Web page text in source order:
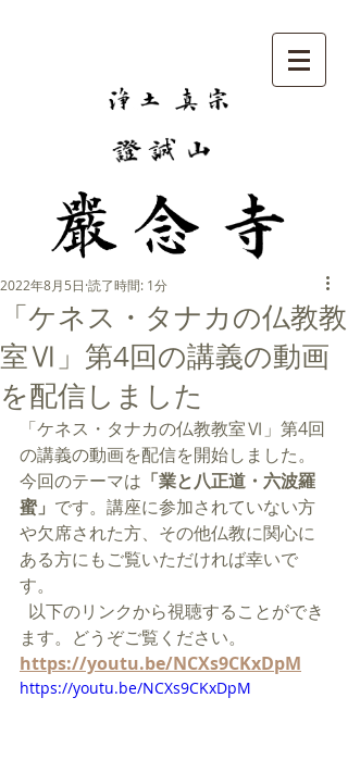
「ケネス・タナカの仏教教
室Ⅵ」第4回の講義の動画
を配信しました
2022年8月5日 読了時間: 1分
「ケネス・タナカの仏教教室Ⅵ」第4回
の講義の動画を配信を開始しました。
今回のテーマは 「業と八正道・六波羅
蜜」 です。 講座に参加されていない方
や欠席された方、その他仏教に関心に
ある方にもご覧いただければ幸いで
す。
ます。どうぞご覧ください。
https://youtu.be/NCXs9CKxDpM
https://youtu.be/NCXs9CKxDpM